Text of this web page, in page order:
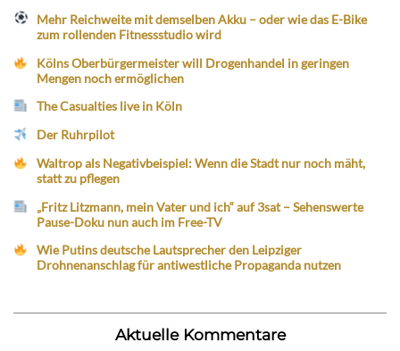
Mehr Reichweite mit demselben Akku – oder wie das E-Bike
zum rollenden Fitnessstudio wird
Kölns Oberbürgermeister will Drogenhandel in geringen
Mengen noch ermöglichen
The Casualties live in Köln
Der Ruhrpilot
Waltrop als Negativbeispiel: Wenn die Stadt nur noch mäht,
statt zu pflegen
„Fritz Litzmann, mein Vater und ich“ auf 3sat – Sehenswerte
Pause-Doku nun auch im Free-TV
Wie Putins deutsche Lautsprecher den Leipziger
Drohnenanschlag für antiwestliche Propaganda nutzen
Aktuelle Kommentare